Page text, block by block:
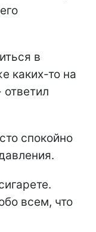
в
каких-то на
спокойно
всем, что